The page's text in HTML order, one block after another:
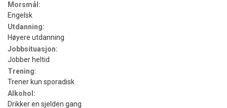
Morsmål:
Engelsk
Utdanning:
Høyere utdanning
Jobbsituasjon:
Jobber heltid
Trening:
Trener kun sporadisk
Alkohol:
Drikker en sjelden gang